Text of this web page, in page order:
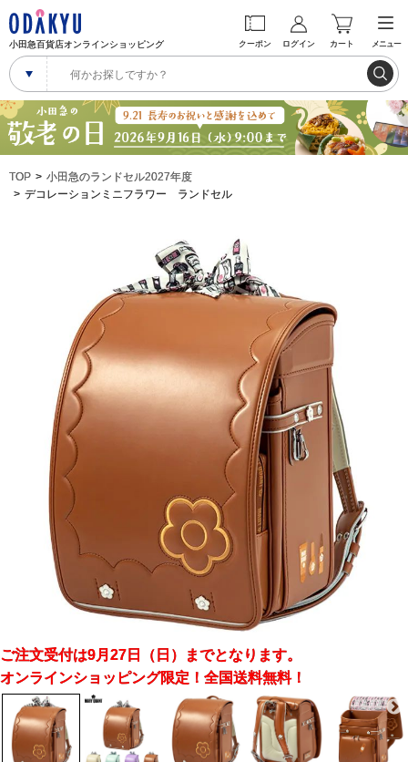
小田急百貨店オンラインショッピング クーポン ログイン カート メニュー
TOP
小田急のランドセル2027年度
デコレーションミニフラワー ランドセル
ご注文受付は9月27日（日）までとなります。
オンラインショッピング限定！全国送料無料！